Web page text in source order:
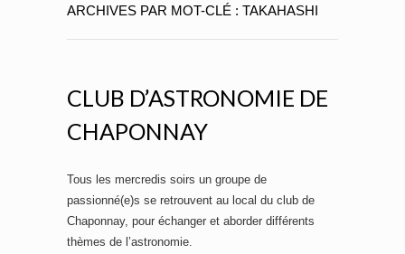
ARCHIVES PAR MOT-CLÉ : TAKAHASHI
CLUB D’ASTRONOMIE DE
CHAPONNAY
Tous les mercredis soirs un groupe de
passionné(e)s se retrouvent au local du club de
Chaponnay, pour échanger et aborder différents
thèmes de l’astronomie.